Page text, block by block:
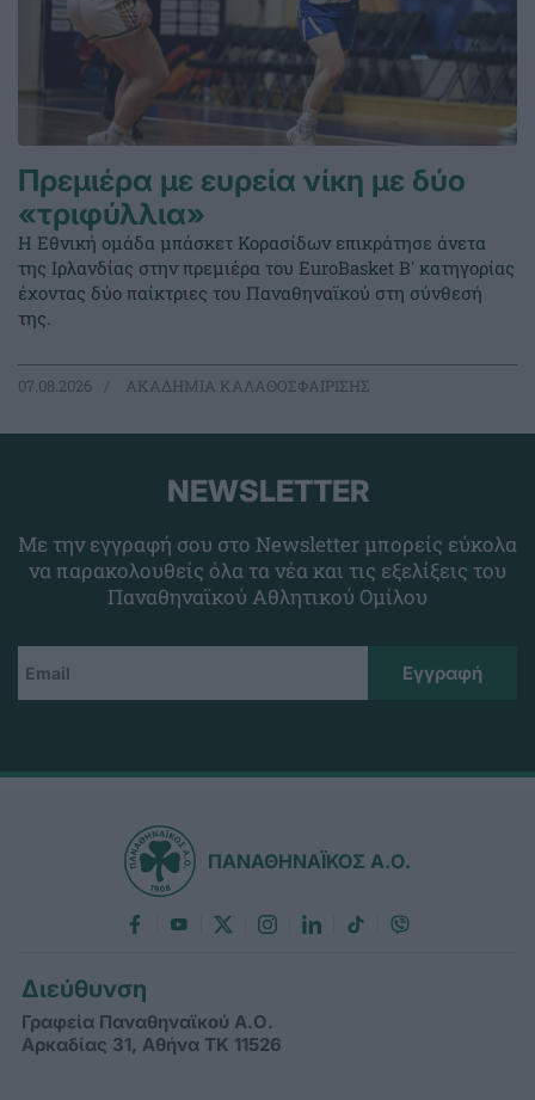
Πρεμιέρα με ευρεία νίκη με δύο
«τριφύλλια»
Η Εθνική ομάδα μπάσκετ Κορασίδων επικράτησε άνετα
της Ιρλανδίας στην πρεμιέρα του EuroBasket Β' κατηγορίας
έχοντας δύο παίκτριες του Παναθηναϊκού στη σύνθεσή
της.
07.08.2026 ΑΚΑΔΗΜΙΑ ΚΑΛΑΘΟΣΦΑΙΡΙΣΗΣ
NEWSLETTER
Με την εγγραφή σου στο Newsletter μπορείς εύκολα
να παρακολουθείς όλα τα νέα και τις εξελίξεις του
Παναθηναϊκού Αθλητικού Ομίλου
ΠΑΝΑΘΗΝΑΪΚΟΣ Α.Ο.
Διεύθυνση
Γραφεία Παναθηναϊκού Α.Ο.
Αρκαδίας 31, Αθήνα ΤΚ 11526